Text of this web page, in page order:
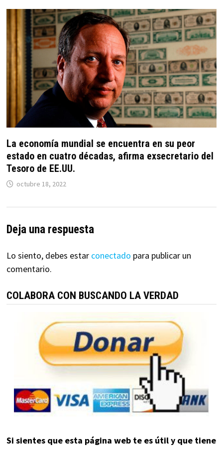
La economía mundial se encuentra en su peor
estado en cuatro décadas, afirma exsecretario del
Tesoro de EE.UU.
octubre 18, 2022
Deja una respuesta
Lo siento, debes estar conectado para publicar un
comentario.
COLABORA CON BUSCANDO LA VERDAD
Si sientes que esta página web te es útil y que tiene